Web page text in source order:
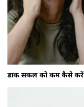
डार्क सर्कल को कम कैसे